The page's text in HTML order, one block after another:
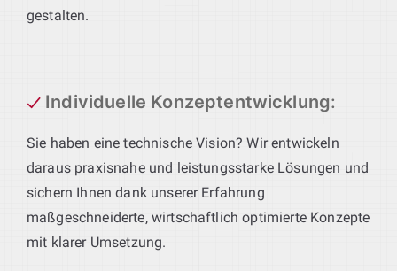
gestalten.
Individuelle Konzeptentwicklung:
Sie haben eine technische Vision? Wir entwickeln
daraus praxisnahe und leistungsstarke Lösungen und
sichern Ihnen dank unserer Erfahrung
maßgeschneiderte, wirtschaftlich optimierte Konzepte
mit klarer Umsetzung.